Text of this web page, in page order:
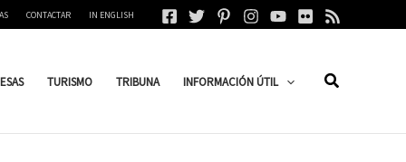
CONTACTAR IN ENGLISH
TURISMO TRIBUNA INFORMACIÓN ÚTIL